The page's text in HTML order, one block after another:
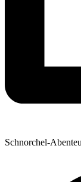
Schnorchel-